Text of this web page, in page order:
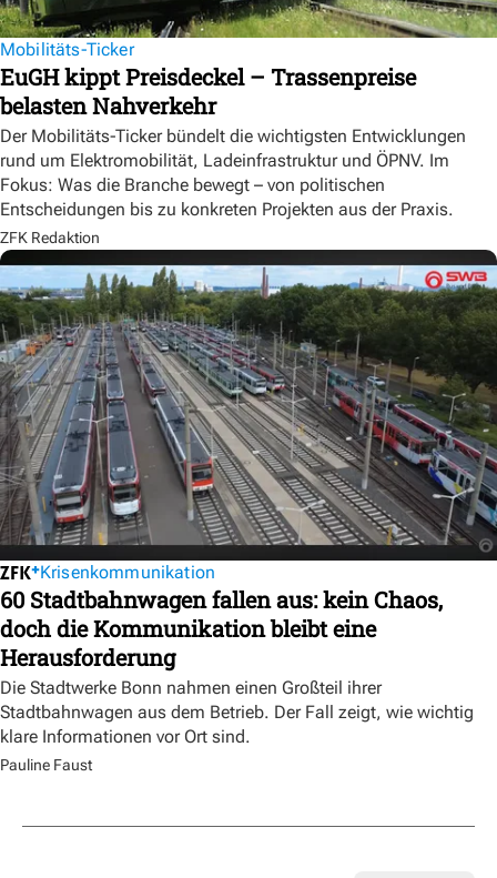
Mobilitäts-Ticker
EuGH kippt Preisdeckel – Trassenpreise
belasten Nahverkehr
Der Mobilitäts-Ticker bündelt die wichtigsten Entwicklungen
rund um Elektromobilität, Ladeinfrastruktur und ÖPNV. Im
Fokus: Was die Branche bewegt – von politischen
Entscheidungen bis zu konkreten Projekten aus der Praxis.
ZFK Redaktion
Krisenkommunikation
60 Stadtbahnwagen fallen aus: kein Chaos,
doch die Kommunikation bleibt eine
Herausforderung
Die Stadtwerke Bonn nahmen einen Großteil ihrer
Stadtbahnwagen aus dem Betrieb. Der Fall zeigt, wie wichtig
klare Informationen vor Ort sind.
Pauline Faust